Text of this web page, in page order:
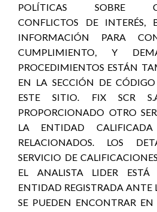
POLÍTICAS SOBRE
CONFLICTOS DE INTERÉS,
INFORMACIÓN PARA
CUMPLIMIENTO, Y
PROCEDIMIENTOS ESTÁN
EN LA SECCIÓN DE
ESTE SITIO. FIX SCR
PROPORCIONADO OTRO
LA ENTIDAD
RELACIONADOS. LOS
SERVICIO DE
EL ANALISTA LIDER
ENTIDAD REGISTRADA ANTE
SE PUEDEN ENCONTRAR